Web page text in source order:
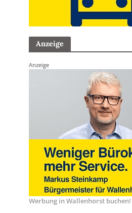
Anzeige
Anzeige
Werbung in Wallenhorst buchen!